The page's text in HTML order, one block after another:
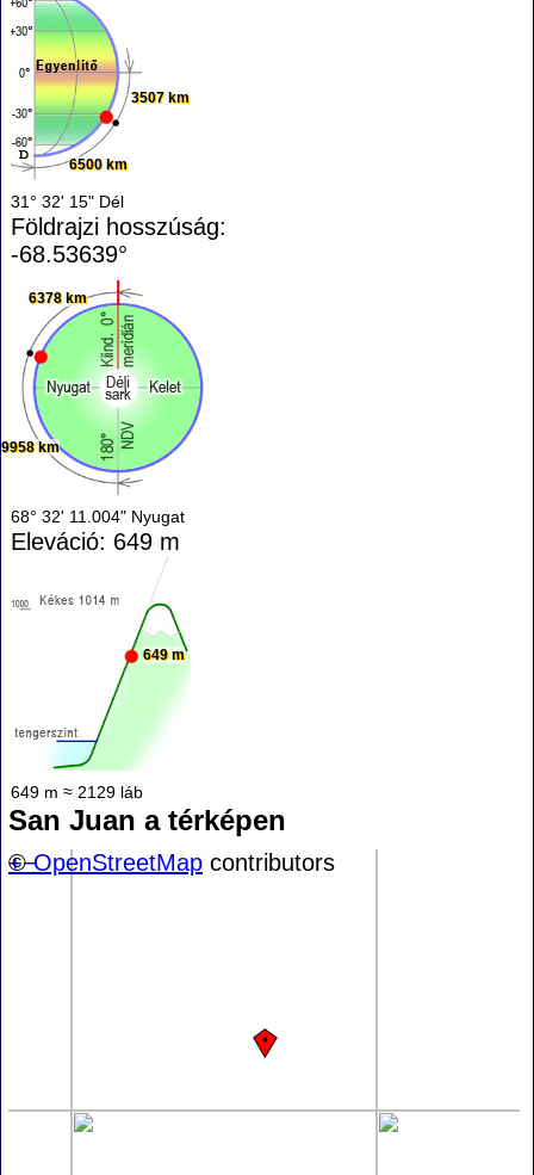
6500 km
3507 km
31° 32' 15" Dél
Földrajzi hosszúság:
-68.53639°
6378 km
9958 km
68° 32' 11.004" Nyugat
Eleváció: 649 m
649 m
649 m ≈ 2129 láb
San Juan a térképen
+−
©OpenStreetMap contributors